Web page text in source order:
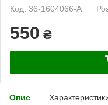
Код: 36-1604066-А
550 ₴
Опис